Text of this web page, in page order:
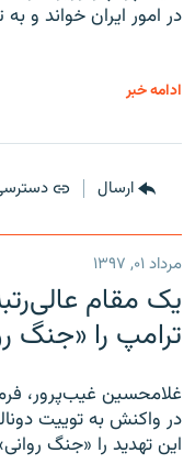
در امور ایران خواند و
ادامه خبر
ارسال
مرداد ۰۱, ۱۳۹۷
یک مقام
ترامپ را «جنگ
غلامحسین غیب‌پرور،
در واکنش به توییت
این تهدید را «جنگ